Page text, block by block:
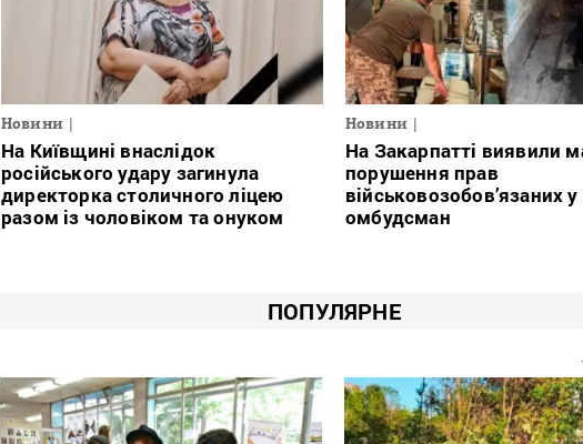
Новини
На Київщині внаслідок
російського удару загинула
директорка столичного ліцею
разом із чоловіком та онуком
Новини
На Закарпатті виявили
порушення прав
військовозобов’язаних
омбудсман
ПОПУЛЯРНЕ